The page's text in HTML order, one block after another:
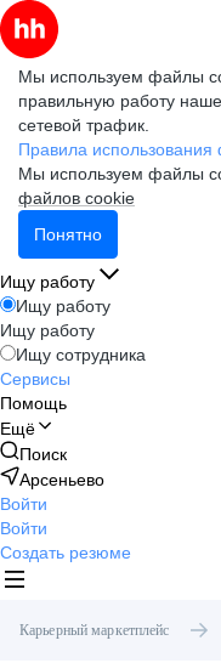
Мы используем файлы
правильную работу
сетевой трафик.
Правила
Мы используем файлы
файлов cookie
Понятно
Ищу работу
Ищу работу
Ищу работу
Ищу сотрудника
Сервисы
Помощь
Ещё
Поиск
Арсеньево
Войти
Войти
Создать резюме
Карьерный маркетплейс